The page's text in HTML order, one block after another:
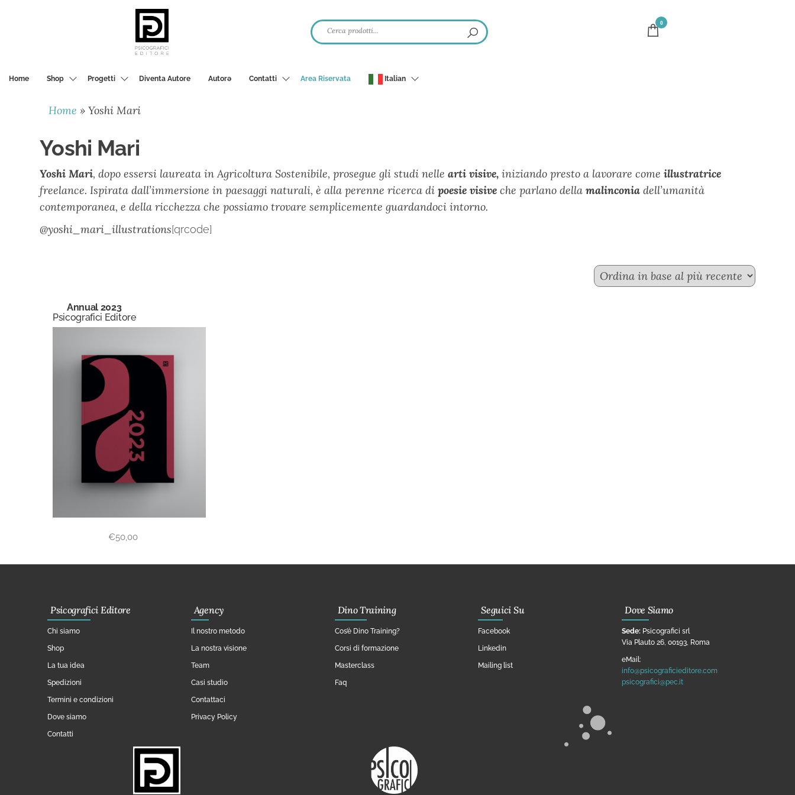
0
Home Shop Progetti Diventa Autore Autorә Contatti Area Riservata Italian
Home »Yoshi Mari
Yoshi Mari
Yoshi Mari, dopo essersi laureata in Agricoltura Sostenibile, prosegue gli studi nellearti visive, iniziando presto a lavorare comeillustratrice
freelance. Ispirata dall’immersione in paesaggi naturali, è alla perenne ricerca dipoesie visive che parlano dellamalinconia dell’umanità
contemporanea, e della ricchezza che possiamo trovare semplicemente guardandoci intorno.
@yoshi_mari_illustrations[qrcode]
Annual 2023
Psicografici Editore
€50,00
Psicografici Editore
Chi siamo
Shop
La tua idea
Spedizioni
Termini e condizioni
Dove siamo
Contatti
Agency
Il nostro metodo
La nostra visione
Team
Casi studio
Contattaci
Privacy Policy
Dino Training
Cos’è Dino Training?
Corsi di formazione
Masterclass
Faq
Seguici Su
Facebook
Linkedin
Mailing list
Dove Siamo
Sede: Psicografici srl
Via Plauto 26, 00193, Roma
eMail:
info@psicograficieditore.com
psicografici@pec.it